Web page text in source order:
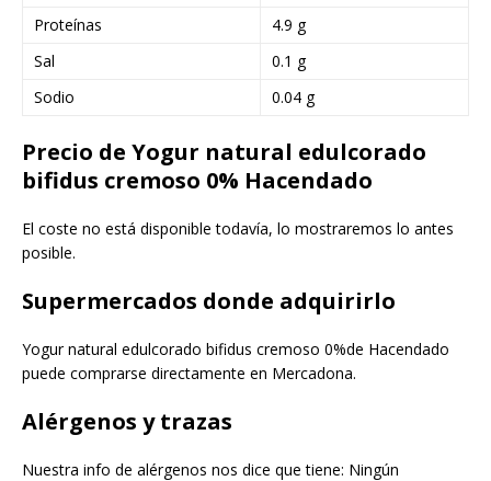
Proteínas
4.9 g
Sal
0.1 g
Sodio
0.04 g
Precio de Yogur natural edulcorado
bifidus cremoso 0% Hacendado
El coste no está disponible todavía, lo mostraremos lo antes
posible.
Supermercados donde adquirirlo
Yogur natural edulcorado bifidus cremoso 0%de Hacendado
puede comprarse directamente en Mercadona.
Alérgenos y trazas
Nuestra info de alérgenos nos dice que tiene: Ningún